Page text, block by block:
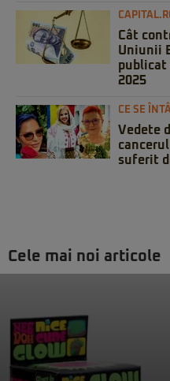
Cât
Uniunii
publicat
2025
CE SE
Vedete
suferit
Cele mai noi articole